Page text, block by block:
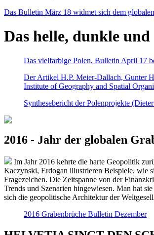
Das Bulletin März 18 widmet sich dem
Das helle, dunkle
Das vielfarbige Polen, Bulletin April 17
Der Artikel H.P. Meier-Dallach, Gunter
Institute of Geography and Spatial
Synthesebericht der Polenprojekte
2016 - Jahr der globalen
Im Jahr 2016 kehrte die harte Geopolitik
Kaczynski, Erdogan illustrieren Beispiele, wie
Fragezeichen. Die Zeitspanne von der
Trends und Szenarien hingewiesen. Man hat
sich die geopolitische Architektur der
2016 Grabenbrüche Bulletin Dezember